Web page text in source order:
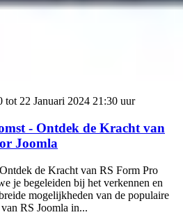
tot 22 Januari 2024 21:30 uur
- Ontdek de Kracht van
Joomla
de Kracht van RS Form Pro
je begeleiden bij het verkennen en
mogelijkheden van de populaire
RS Joomla in...